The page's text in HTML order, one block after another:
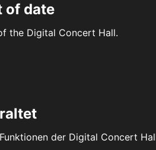
of date
the Digital Concert Hall.
der Digital Concert